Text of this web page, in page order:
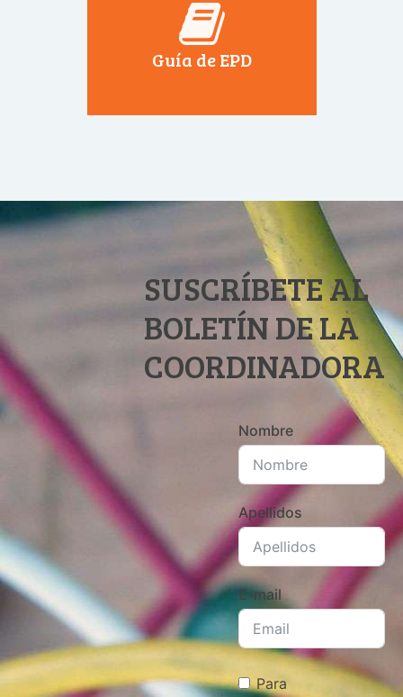
Guía de EPD
SUSCRÍBETE AL
BOLETÍN DE LA
COORDINADORA
Nombre
Apellidos
E-mail
Para